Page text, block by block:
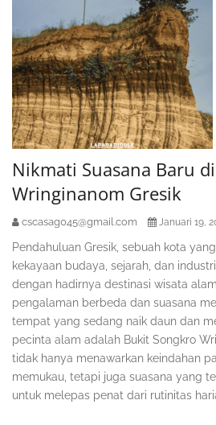
Nikmati Suasana Baru
Wringinanom Gresik
cscasag045@gmail.com Januari 19,
Pendahuluan Gresik, sebuah kota
kekayaan budaya, sejarah, dan
dengan hadirnya destinasi wisata
pengalaman berbeda dan suasana
tempat yang sedang naik daun dan
pecinta alam adalah Bukit Songkro
tidak hanya menawarkan keindahan
memukau, tetapi juga suasana yang
untuk melepas penat dari rutinitas